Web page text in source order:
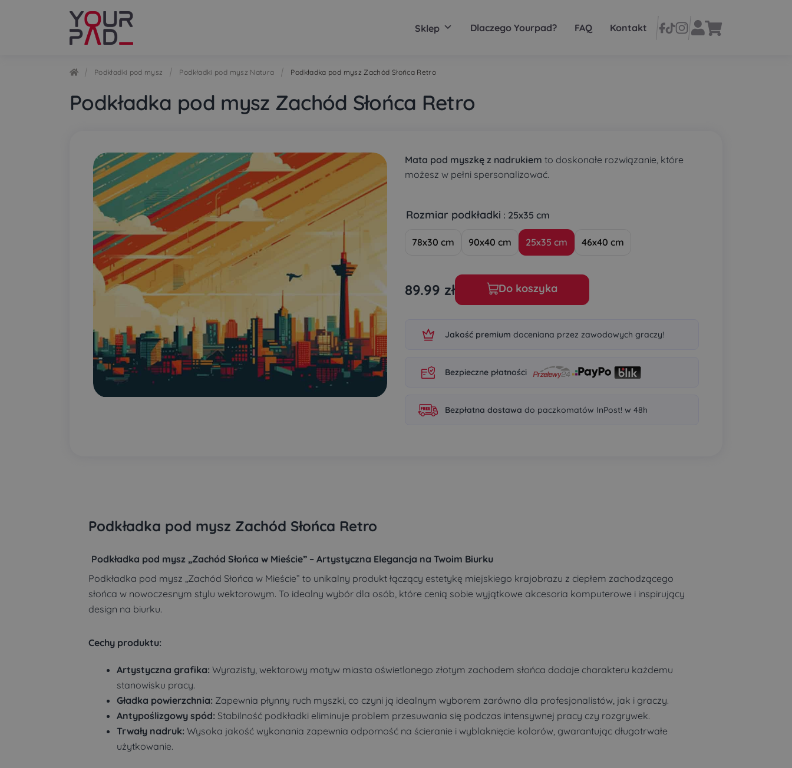
Przejdź
Przejdź
Sklep Dlaczego Yourpad? FAQ Kontakt
Podkładki pod mysz Podkładki pod mysz Natura Podkładka pod mysz Zachód Słońca Retro
Podkładka pod mysz Zachód Słońca Retro
Mata pod myszkę z nadrukiem to doskonałe rozwiązanie, które
możesz w pełni spersonalizować.
Rozmiar podkładki : 25x35 cm
78x30 cm 90x40 cm 25x35 cm 46x40 cm
89.99 zł Do koszyka
Jakość premium doceniana przez zawodowych graczy!
Bezpieczne płatności
Bezpłatna dostawa do paczkomatów InPost! w 48h
Podkładka pod mysz Zachód Słońca Retro
Podkładka pod mysz „Zachód Słońca w Mieście” – Artystyczna Elegancja na Twoim Biurku
Podkładka pod mysz „Zachód Słońca w Mieście” to unikalny produkt łączący estetykę miejskiego krajobrazu z ciepłem zachodzącego
słońca w nowoczesnym stylu wektorowym. To idealny wybór dla osób, które cenią sobie wyjątkowe akcesoria komputerowe i inspirujący
design na biurku.
Cechy produktu:
Artystyczna grafika: Wyrazisty, wektorowy motyw miasta oświetlonego złotym zachodem słońca dodaje charakteru każdemu
stanowisku pracy.
Gładka powierzchnia: Zapewnia płynny ruch myszki, co czyni ją idealnym wyborem zarówno dla profesjonalistów, jak i graczy.
Antypoślizgowy spód: Stabilność podkładki eliminuje problem przesuwania się podczas intensywnej pracy czy rozgrywek.
Trwały nadruk: Wysoka jakość wykonania zapewnia odporność na ścieranie i wyblaknięcie kolorów, gwarantując długotrwałe
użytkowanie.